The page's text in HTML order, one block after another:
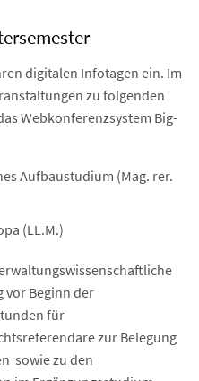
digitalen Infotagen ein. Im
zu folgenden
Webkonferenzsystem Big-
Aufbaustudium (Mag. rer.
(LL.M.)
vor Beginn der
für
zur Belegung
sowie zu den